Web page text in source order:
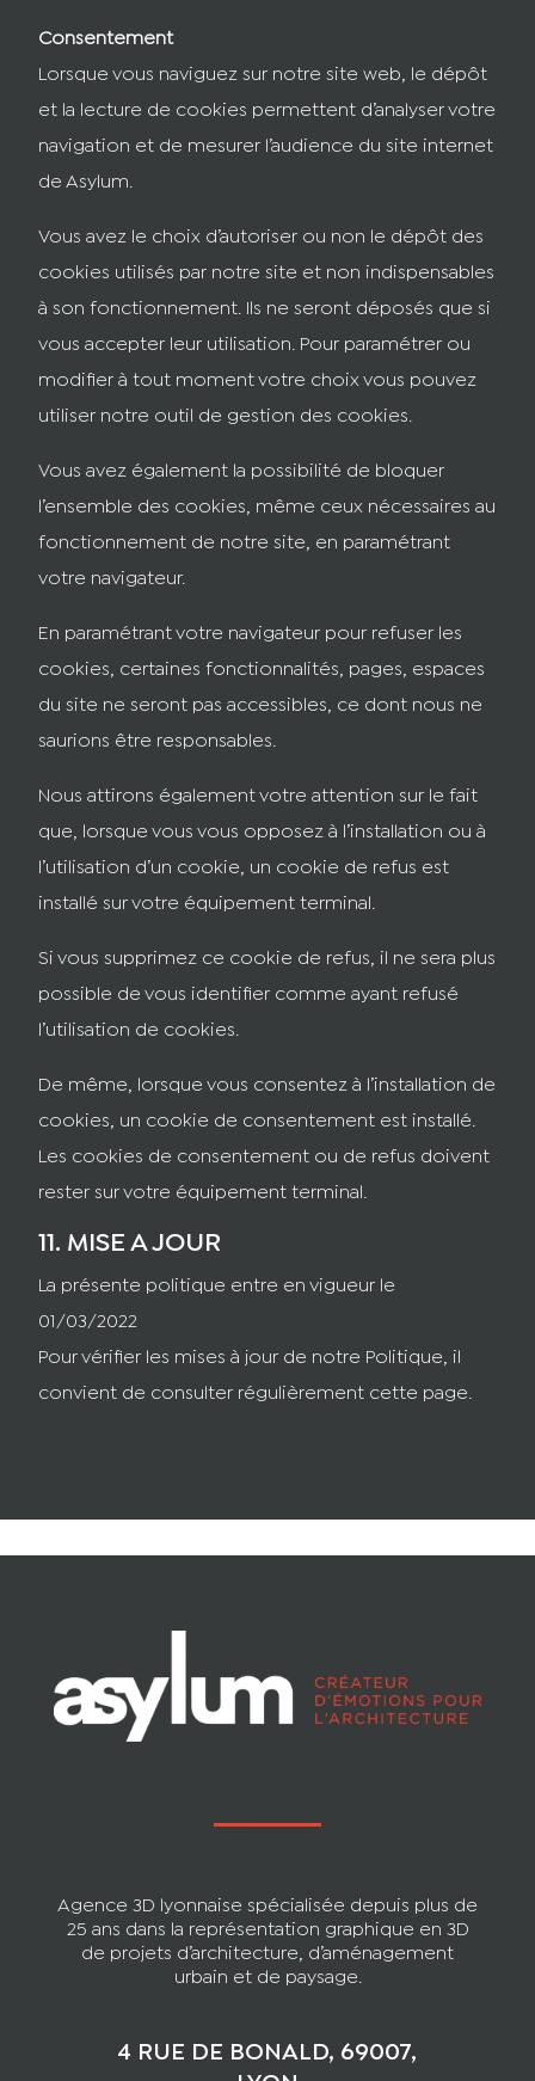
Consentement
Lorsque vous naviguez sur notre site web, le dépôt
et la lecture de cookies permettent d’analyser votre
navigation et de mesurer l’audience du site internet
de Asylum.
Vous avez le choix d’autoriser ou non le dépôt des
cookies utilisés par notre site et non indispensables
à son fonctionnement. Ils ne seront déposés que si
vous accepter leur utilisation. Pour paramétrer ou
modifier à tout moment votre choix vous pouvez
utiliser notre outil de gestion des cookies.
Vous avez également la possibilité de bloquer
l’ensemble des cookies, même ceux nécessaires au
fonctionnement de notre site, en paramétrant
votre navigateur.
En paramétrant votre navigateur pour refuser les
cookies, certaines fonctionnalités, pages, espaces
du site ne seront pas accessibles, ce dont nous ne
saurions être responsables.
Nous attirons également votre attention sur le fait
que, lorsque vous vous opposez à l’installation ou à
l’utilisation d’un cookie, un cookie de refus est
installé sur votre équipement terminal.
Si vous supprimez ce cookie de refus, il ne sera plus
possible de vous identifier comme ayant refusé
l’utilisation de cookies.
De même, lorsque vous consentez à l’installation de
cookies, un cookie de consentement est installé.
Les cookies de consentement ou de refus doivent
rester sur votre équipement terminal.
11. MISE A JOUR
La présente politique entre en vigueur le
01/03/2022
Pour vérifier les mises à jour de notre Politique, il
convient de consulter régulièrement cette page.
Agence 3D lyonnaise spécialisée depuis plus de
25 ans dans la représentation graphique en 3D
de projets d’architecture, d’aménagement
urbain et de paysage.
4 RUE DE BONALD, 69007,